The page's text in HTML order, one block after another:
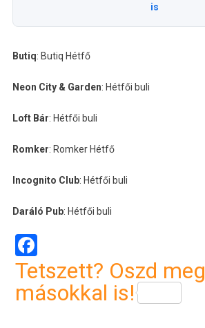
is
Butiq: Butiq Hétfő
Neon City & Garden: Hétfői buli
Loft Bár: Hétfői buli
Romker: Romker Hétfő
Incognito Club: Hétfői buli
Daráló Pub: Hétfői buli
Facebook
Tetszett? Oszd meg
másokkal is!